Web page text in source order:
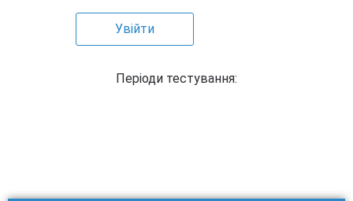
Періоди тестування: